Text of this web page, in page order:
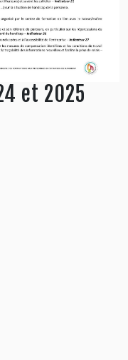
et 2025